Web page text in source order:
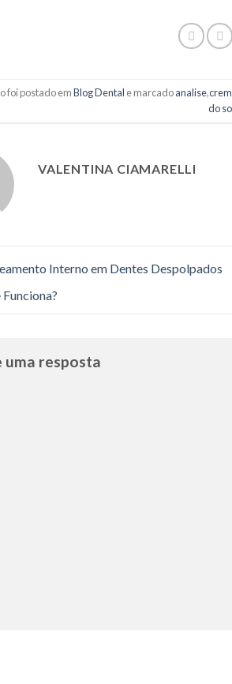
foi postado emBlog Dental e marcadoanalise,
do
VALENTINA CIAMARELLI
Interno em Dentes Despolpados
uma resposta